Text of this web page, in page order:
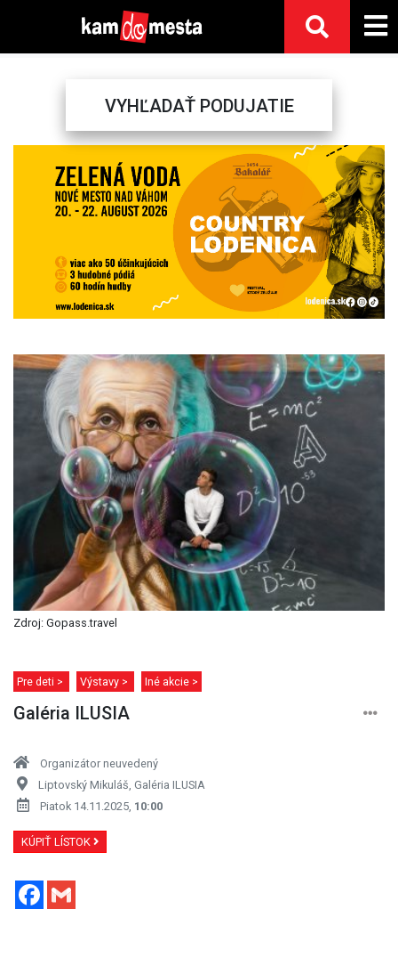
VYHĽADAŤ PODUJATIE
Next
Zdroj: Gopass.travel
Pre deti > Výstavy > Iné akcie >
Galéria ILUSIA
Organizátor neuvedený
Liptovský Mikuláš, Galéria ILUSIA
Piatok 14.11.2025, 10:00
KÚPIŤ LÍSTOK
Facebook